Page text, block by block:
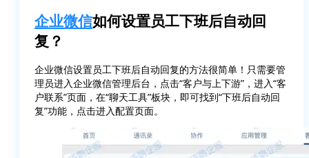
企业微信如何设置员工下班后自动回
复？
企业微信设置员工下班后自动回复的方法很简单！只需要管
理员进入企业微信管理后台，点击“客户与上下游”，进入“客
户联系”页面，在“聊天工具”板块，即可找到“下班后自动回
复”功能，点击进入配置页面。